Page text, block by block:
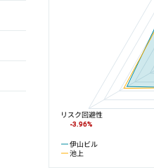
伊山ビル
池上
リスク回避性
-3.96%